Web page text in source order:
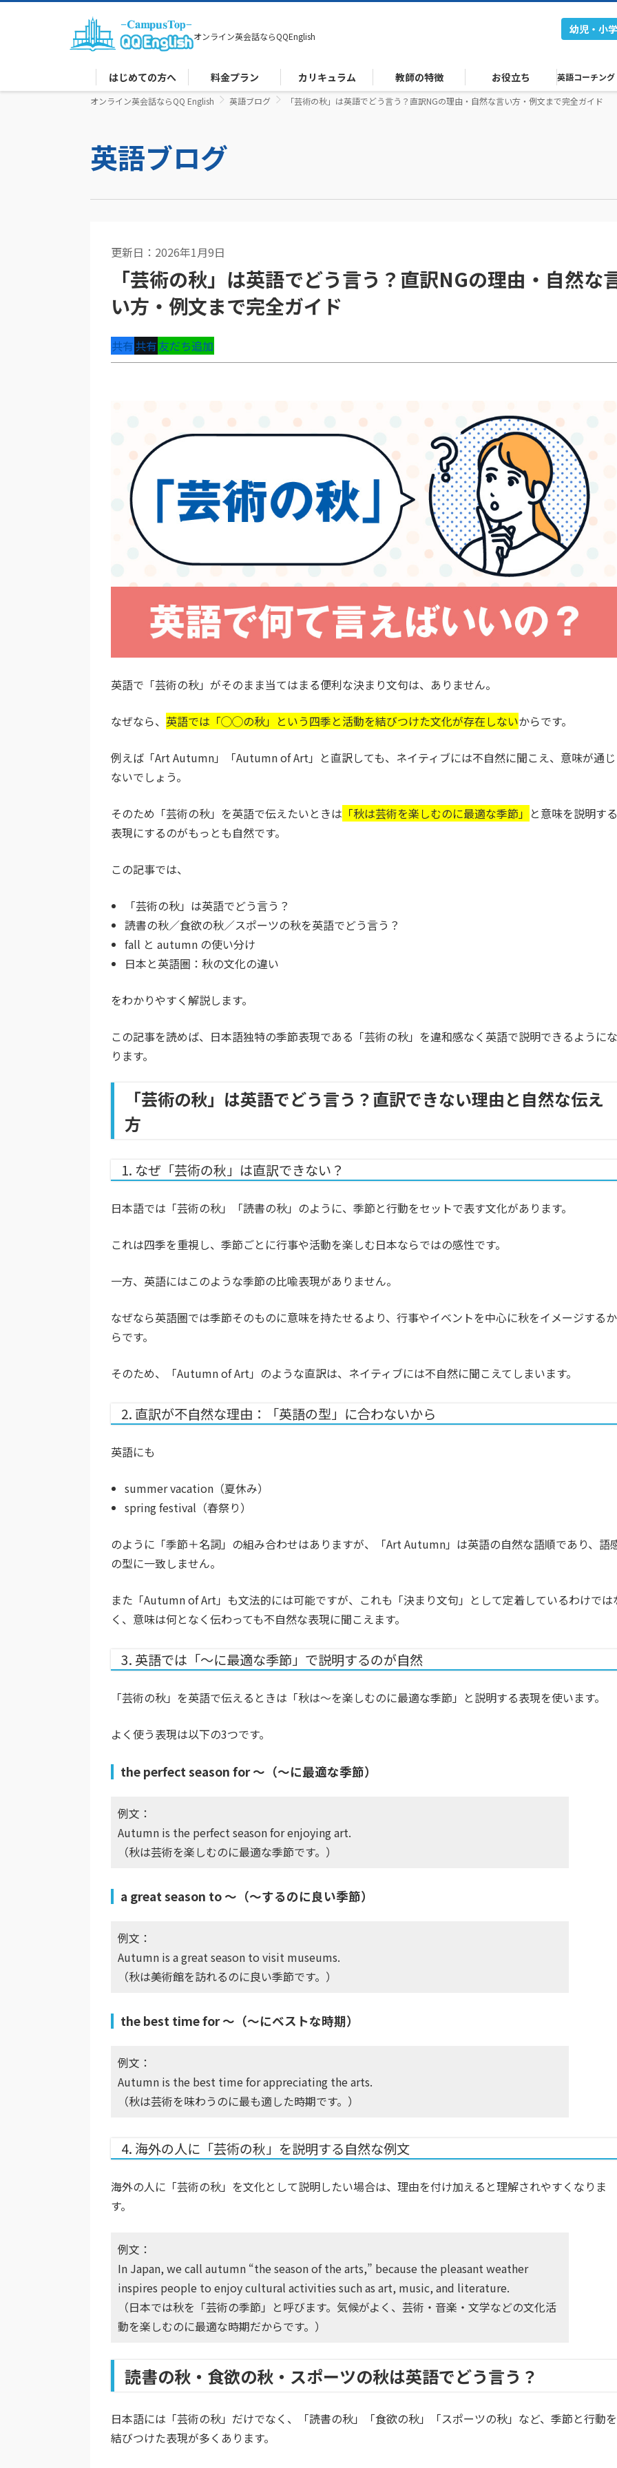
オンライン英会話ならQQEnglish
幼児・小
はじめての方へ 料金プラン カリキュラム 教師の特徴 お役立ち 英語コーチング
オンライン英会話ならQQ English 英語ブログ 「芸術の秋」は英語でどう言う？直訳NGの理由・自然な言い方・例文まで完全ガイド
英語ブログ
更新日：2026年1月9日
「芸術の秋」は英語でどう言う？直訳NGの理由・自然な
い方・例文まで完全ガイド
共有共有友だち追加
英語で「芸術の秋」がそのまま当てはまる便利な決まり文句は、ありません。
なぜなら、 英語では「◯◯の秋」という四季と活動を結びつけた文化が存在しないからです。
例えば「Art Autumn」「Autumn of Art」と直訳しても、ネイティブには不自然に聞こえ、意味が通じ
ないでしょう。
そのため「芸術の秋」を英語で伝えたいときは 「秋は芸術を楽しむのに最適な季節」 と意味を説明する
表現にするのがもっとも自然です。
この記事では、
「芸術の秋」は英語でどう言う？
読書の秋／食欲の秋／スポーツの秋を英語でどう言う？
fall と autumn の使い分け
日本と英語圏：秋の文化の違い
をわかりやすく解説します。
この記事を読めば、日本語独特の季節表現である「芸術の秋」を違和感なく英語で説明できるようにな
ります。
「芸術の秋」は英語でどう言う？直訳できない理由と自然な伝え
方
1. なぜ「芸術の秋」は直訳できない？
日本語では「芸術の秋」「読書の秋」のように、季節と行動をセットで表す文化があります。
これは四季を重視し、季節ごとに行事や活動を楽しむ日本ならではの感性です。
一方、英語にはこのような季節の比喩表現がありません。
なぜなら英語圏では季節そのものに意味を持たせるより、行事やイベントを中心に秋をイメージするか
らです。
そのため、「Autumn of Art」のような直訳は、ネイティブには不自然に聞こえてしまいます。
2. 直訳が不自然な理由：「英語の型」に合わないから
英語にも
summer vacation（夏休み）
spring festival（春祭り）
のように「季節＋名詞」の組み合わせはありますが、「Art Autumn」は英語の自然な語順であり、語
の型に一致しません。
また「Autumn of Art」も文法的には可能ですが、これも「決まり文句」として定着しているわけでは
く、意味は何となく伝わっても不自然な表現に聞こえます。
3. 英語では「〜に最適な季節」で説明するのが自然
「芸術の秋」を英語で伝えるときは「秋は～を楽しむのに最適な季節」と説明する表現を使います。
よく使う表現は以下の3つです。
the perfect season for ～（〜に最適な季節）
例文：
Autumn is the perfect season for enjoying art.
（秋は芸術を楽しむのに最適な季節です。）
a great season to ～（〜するのに良い季節）
例文：
Autumn is a great season to visit museums.
（秋は美術館を訪れるのに良い季節です。）
the best time for ～（〜にベストな時期）
例文：
Autumn is the best time for appreciating the arts.
（秋は芸術を味わうのに最も適した時期です。）
4. 海外の人に「芸術の秋」を説明する自然な例文
海外の人に「芸術の秋」を文化として説明したい場合は、理由を付け加えると理解されやすくなりま
す。
例文：
In Japan, we call autumn “the season of the arts,” because the pleasant weather
inspires people to enjoy cultural activities such as art, music, and literature.
（日本では秋を「芸術の季節」と呼びます。気候がよく、芸術・音楽・文学などの文化活
動を楽しむのに最適な時期だからです。）
読書の秋・食欲の秋・スポーツの秋は英語でどう言う？
日本語には「芸術の秋」だけでなく、「読書の秋」「食欲の秋」「スポーツの秋」など、季節と行動を
結びつけた表現が多くあります。